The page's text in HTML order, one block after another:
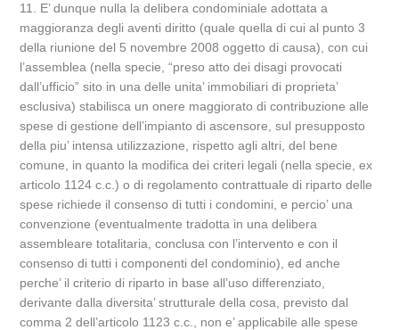
11. E’ dunque nulla la delibera condominiale adottata a
maggioranza degli aventi diritto (quale quella di cui al punto 3
della riunione del 5 novembre 2008 oggetto di causa), con cui
l’assemblea (nella specie, “preso atto dei disagi provocati
dall’ufficio” sito in una delle unita’ immobiliari di proprieta’
esclusiva) stabilisca un onere maggiorato di contribuzione alle
spese di gestione dell’impianto di ascensore, sul presupposto
della piu’ intensa utilizzazione, rispetto agli altri, del bene
comune, in quanto la modifica dei criteri legali (nella specie, ex
articolo 1124 c.c.) o di regolamento contrattuale di riparto delle
spese richiede il consenso di tutti i condomini, e percio’ una
convenzione (eventualmente tradotta in una delibera
assembleare totalitaria, conclusa con l’intervento e con il
consenso di tutti i componenti del condominio), ed anche
perche’ il criterio di riparto in base all’uso differenziato,
derivante dalla diversita’ strutturale della cosa, previsto dal
comma 2 dell’articolo 1123 c.c., non e’ applicabile alle spese